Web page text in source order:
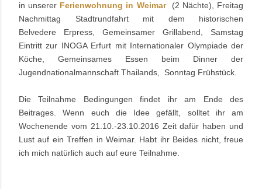
in unserer Ferienwohnung in Weimar
(2 Nächte), Freitag
Nachmittag Stadtrundfahrt mit dem historischen
Belvedere Erpress, Gemeinsamer Grillabend, Samstag
Eintritt zur INOGA Erfurt mit Internationaler Olympiade der
Köche, Gemeinsames Essen beim Dinner der
Jugendnationalmannschaft Thailands, Sonntag Frühstück.
Die Teilnahme Bedingungen findet ihr am Ende des
Beitrages. Wenn euch die Idee gefällt, solltet ihr am
Wochenende vom 21.10.-23.10.2016 Zeit dafür haben und
Lust auf ein Treffen in Weimar. Habt ihr Beides nicht, freue
ich mich natürlich auch auf eure Teilnahme.